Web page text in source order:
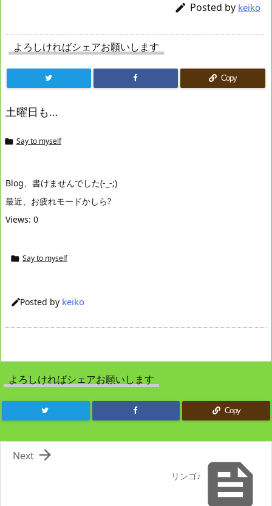
 Posted by keiko
よろしければシェアお願いします
Copy
土曜日も…
 Say to myself
Blog、書けませんでした(-_-;)
最近、お疲れモードかしら?
Views: 0
 Say to myself
Posted by keiko
よろしければシェアお願いします
Copy

リンゴ♪

Next